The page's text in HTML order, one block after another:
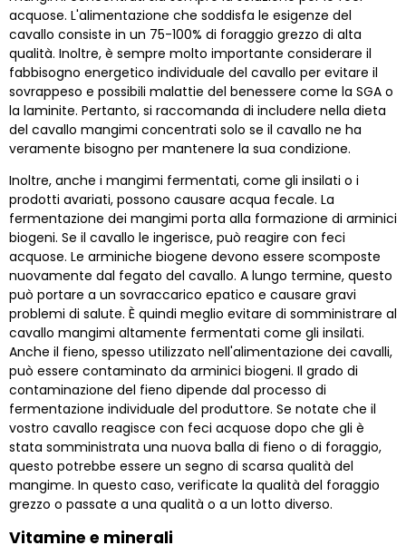
acquose. L'alimentazione che soddisfa le esigenze del
cavallo consiste in un 75-100% di foraggio grezzo di alta
qualità. Inoltre, è sempre molto importante considerare il
fabbisogno energetico individuale del cavallo per evitare il
sovrappeso e possibili malattie del benessere come la SGA o
la laminite. Pertanto, si raccomanda di includere nella dieta
del cavallo mangimi concentrati solo se il cavallo ne ha
veramente bisogno per mantenere la sua condizione.
Inoltre, anche i mangimi fermentati, come gli insilati o i
prodotti avariati, possono causare acqua fecale. La
fermentazione dei mangimi porta alla formazione di arminici
biogeni. Se il cavallo le ingerisce, può reagire con feci
acquose. Le arminiche biogene devono essere scomposte
nuovamente dal fegato del cavallo. A lungo termine, questo
può portare a un sovraccarico epatico e causare gravi
problemi di salute. È quindi meglio evitare di somministrare al
cavallo mangimi altamente fermentati come gli insilati.
Anche il fieno, spesso utilizzato nell'alimentazione dei cavalli,
può essere contaminato da arminici biogeni. Il grado di
contaminazione del fieno dipende dal processo di
fermentazione individuale del produttore. Se notate che il
vostro cavallo reagisce con feci acquose dopo che gli è
stata somministrata una nuova balla di fieno o di foraggio,
questo potrebbe essere un segno di scarsa qualità del
mangime. In questo caso, verificate la qualità del foraggio
grezzo o passate a una qualità o a un lotto diverso.
Vitamine e minerali